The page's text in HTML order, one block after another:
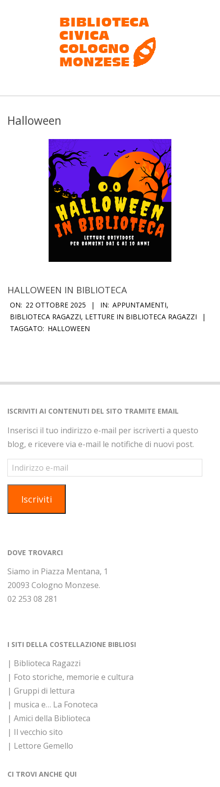
Biblioteca
civica
Cologno
Monzese
Halloween
HALLOWEEN IN BIBLIOTECA
2025-
10-
22
ON: 22 OTTOBRE 2025 IN: APPUNTAMENTI,
BIBLIOTECA RAGAZZI, LETTURE IN BIBLIOTECA RAGAZZI
TAGGATO: HALLOWEEN
ISCRIVITI AI CONTENUTI DEL SITO TRAMITE EMAIL
Inserisci il tuo indirizzo e-mail per iscriverti a questo
blog, e ricevere via e-mail le notifiche di nuovi post.
Indirizzo
e-
mail
Iscriviti
DOVE TROVARCI
Siamo in Piazza Mentana, 1
20093 Cologno Monzese.
02 253 08 281
I SITI DELLA COSTELLAZIONE BIBLIOSI
| Biblioteca Ragazzi
| Foto storiche, memorie e cultura
| Gruppi di lettura
| musica e… La Fonoteca
| Amici della Biblioteca
| Il vecchio sito
| Lettore Gemello
CI TROVI ANCHE QUI